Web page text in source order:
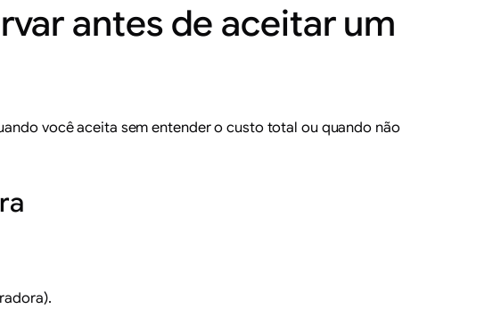
antes de aceitar um
você aceita sem entender o custo total ou quando não